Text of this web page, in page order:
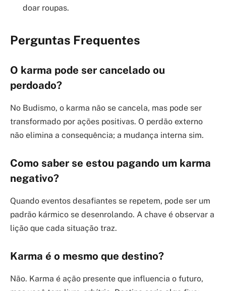
doar roupas.
Perguntas Frequentes
O karma pode ser cancelado ou
perdoado?
No Budismo, o karma não se cancela, mas pode ser
transformado por ações positivas. O perdão externo
não elimina a consequência; a mudança interna sim.
Como saber se estou pagando um karma
negativo?
Quando eventos desafiantes se repetem, pode ser um
padrão kármico se desenrolando. A chave é observar a
lição que cada situação traz.
Karma é o mesmo que destino?
Não. Karma é ação presente que influencia o futuro,